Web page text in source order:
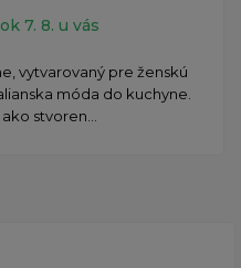
7. 8. u vás
vytvarovaný pre ženskú
móda do kuchyne.
stvoren...